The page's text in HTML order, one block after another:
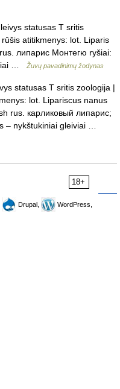
statusas T sritis
atitikmenys: lot. Liparis
липарис Монтегю ryšiai:
…
Žuvų pavadinimų žodynas
statusas T sritis zoologija |
lot. Lipariscus nanus
rus. карликовый липарис;
– nykštukiniai gleiviai …
18+
Drupal,
WordPress,